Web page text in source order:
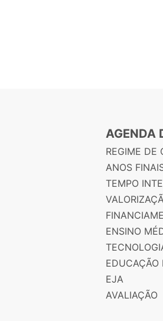
AGENDA
REGIME DE
ANOS
TEMPO
ENSINO
EDUCAÇÃO
EJA
AVALIAÇÃO